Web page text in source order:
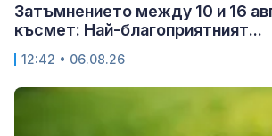
Затъмнението между 10 и 16
късмет: Най-благоприятният...
12:42 • 06.08.26